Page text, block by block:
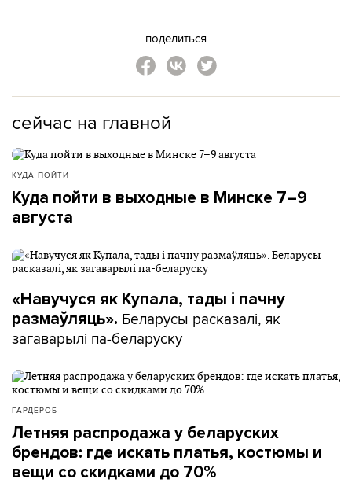
поделиться
сейчас на главной
КУДА ПОЙТИ
Куда пойти в выходные в Минске 7–9
августа
«Навучуся як Купала, тады і пачну
размаўляць». Беларусы расказалі, як
загаварылі па-беларуску
ГАРДЕРОБ
Летняя распродажа у беларуских
брендов: где искать платья, костюмы и
вещи со скидками до 70%